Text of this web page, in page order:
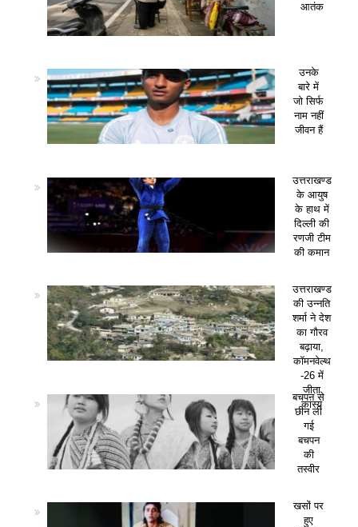
आतंक
उनके
बारे में
जो सिर्फ
नाम नहीं
जीवन हैं
उत्तराखण्ड
के आयुष
के हाथ में
दिल्ली की
रणजी टीम
की कमान
उत्तराखण्ड
की उन्नति
शर्मा ने देश
का गौरव
बढ़ाया,
कॉमनवेल्थ
-26 में
जीता
कांस्य
बचपन से
छीन ली
गई
बचपन
की
तस्वीर
खसों पर
हुए